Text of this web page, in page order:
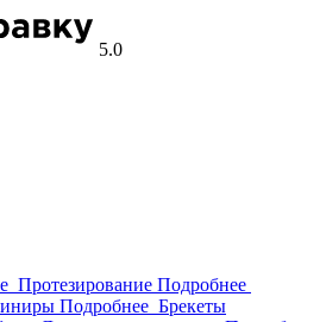
5.0
Протезирование Подробнее
Подробнее Брекеты